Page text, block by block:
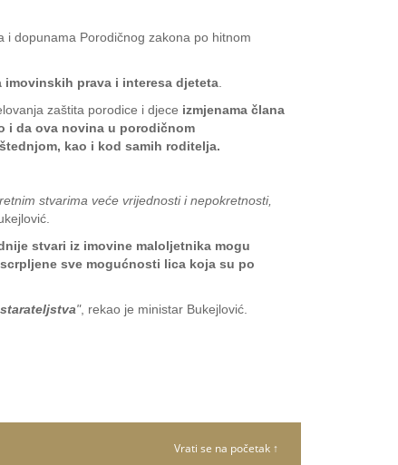
i dopunama Porodičnog zakona po hitnom
prava i interesa djeteta
zaštita porodice i djece izmjenama člana
i da ova novina u porodičnom
kao i kod samih roditelja.
stvarima veće vrijednosti i nepokretnosti,
stvari iz imovine maloljetnika mogu
sve mogućnosti lica koja su po
", rekao je ministar Bukejlović.
Vrati se na početak ↑